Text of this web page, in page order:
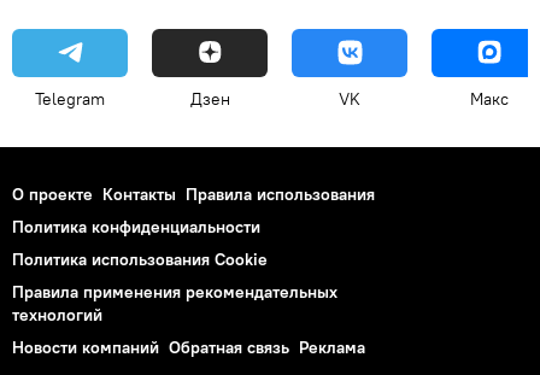
Telegram Дзен VK Макс
О проекте Контакты Правила использования
Политика конфиденциальности
Политика использования Cookie
Правила применения рекомендательных
технологий
Новости компаний Обратная связь Реклама